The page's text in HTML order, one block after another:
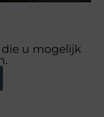
die u mogelijk